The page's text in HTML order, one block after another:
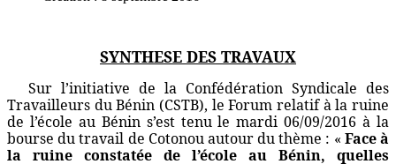
SYNTHESE DES TRAVAUX
Sur l’initiative de la Confédération Syndicale des
Travailleurs du Bénin (CSTB), le Forum relatif à la ruine
de l’école au Bénin s’est tenu le mardi 06/09/2016 à la
bourse du travail de Cotonou autour du thème : « Face à
la ruine constatée de l’école au Bénin, quelles